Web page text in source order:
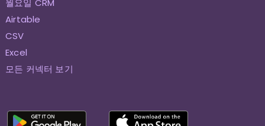
월요일 CRM
Airtable
CSV
Excel
모든 커넥터 보기